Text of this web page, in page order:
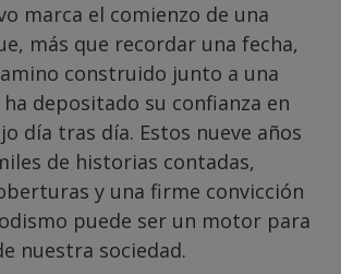
marca el comienzo de una
más que recordar una fecha,
construido junto a una
depositado su confianza en
día tras día. Estos nueve años
de historias contadas,
y una firme convicción
puede ser un motor para
nuestra sociedad.